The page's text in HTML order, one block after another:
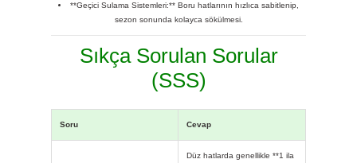
**Geçici Sulama Sistemleri:** Boru hatlarının hızlıca sabitlenip,
sezon sonunda kolayca sökülmesi.
Sıkça Sorulan Sorular
(SSS)
Soru Cevap
Düz hatlarda genellikle **1 ila